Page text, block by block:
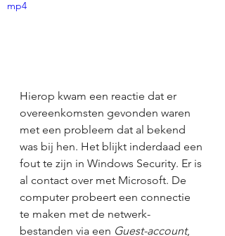
mp4
Hierop kwam een reactie dat er
overeenkomsten gevonden waren
met een probleem dat al bekend
was bij hen. Het blijkt inderdaad een
fout te zijn in Windows Security. Er is
al contact over met Microsoft. De
computer probeert een connectie
te maken met de netwerk-
bestanden via een Guest-account,